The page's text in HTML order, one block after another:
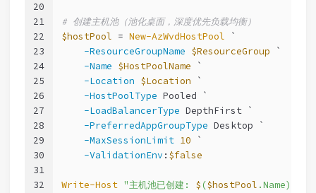
20
21
22
23
24
25
26
27
28
29
30
31
32
# 创建主机池（池化桌面，深度优先负载均衡）
$hostPool = New-AzWvdHostPool `
-ResourceGroupName $ResourceGroup `
-Name $HostPoolName `
-Location $Location `
-HostPoolType Pooled `
-LoadBalancerType DepthFirst `
-PreferredAppGroupType Desktop `
-MaxSessionLimit 10 `
-ValidationEnv : $false
Write-Host "主机池已创建: $ ($hostPool .Name)"